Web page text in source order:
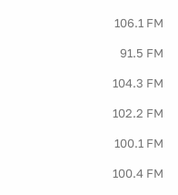
106.1 FM
91.5 FM
104.3 FM
102.2 FM
100.1 FM
100.4 FM